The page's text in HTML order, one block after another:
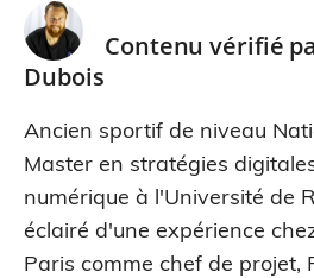
Contenu vérifié
Dubois
Ancien sportif de niveau
Master en stratégies
numérique à l'Université de
éclairé d'une expérience
Paris comme chef de projet,